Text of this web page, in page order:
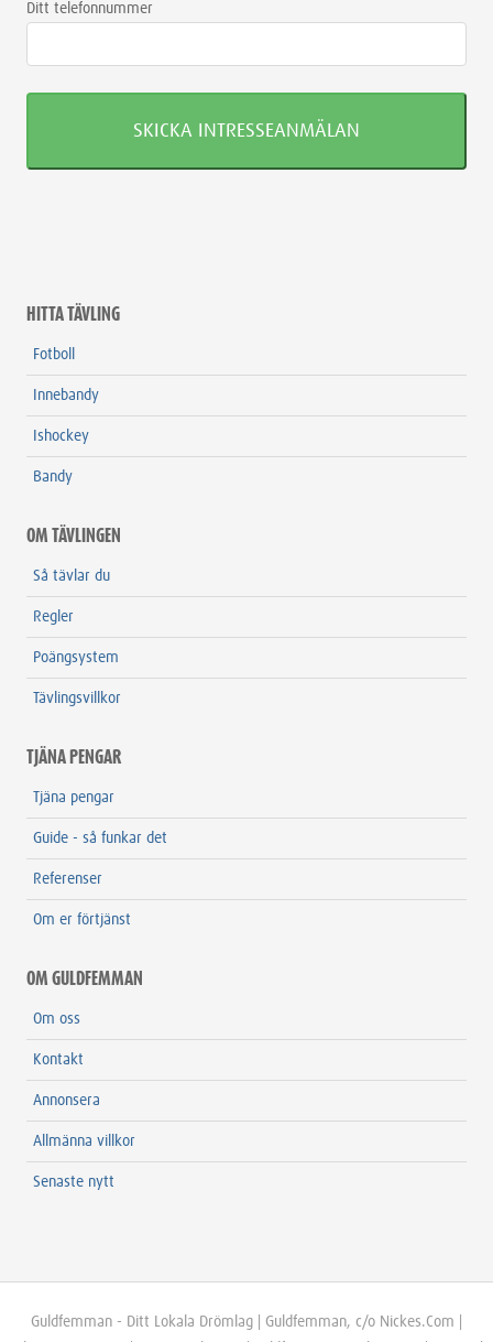
Ditt telefonnummer
HITTA TÄVLING
Fotboll
Innebandy
Ishockey
Bandy
OM TÄVLINGEN
Så tävlar du
Regler
Poängsystem
Tävlingsvillkor
TJÄNA PENGAR
Tjäna pengar
Guide - så funkar det
Referenser
Om er förtjänst
OM GULDFEMMAN
Om oss
Kontakt
Annonsera
Allmänna villkor
Senaste nytt
Guldfemman - Ditt Lokala Drömlag | Guldfemman, c/o Nickes.Com |